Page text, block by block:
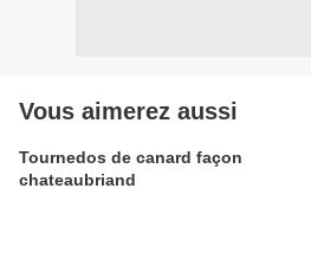
Vous aimerez aussi
Tournedos de canard façon
chateaubriand